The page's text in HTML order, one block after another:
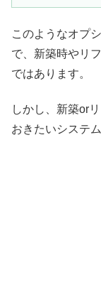
このようなオプ
で、新築時やリ
ではあります。
しかし、新築or
おきたいシステム